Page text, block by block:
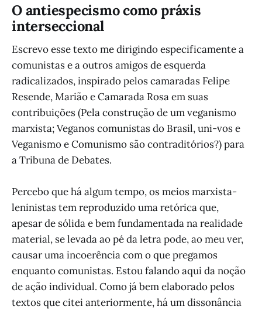
O antiespecismo como práxis
interseccional
Escrevo esse texto me dirigindo especificamente a
comunistas e a outros amigos de esquerda
radicalizados, inspirado pelos camaradas Felipe
Resende, Marião e Camarada Rosa em suas
contribuições (Pela construção de um veganismo
marxista; Veganos comunistas do Brasil, uni-vos e
Veganismo e Comunismo são contraditórios?) para
a Tribuna de Debates.
Percebo que há algum tempo, os meios marxista-
leninistas tem reproduzido uma retórica que,
apesar de sólida e bem fundamentada na realidade
material, se levada ao pé da letra pode, ao meu ver,
causar uma incoerência com o que pregamos
enquanto comunistas. Estou falando aqui da noção
de ação individual. Como já bem elaborado pelos
textos que citei anteriormente, há um dissonância